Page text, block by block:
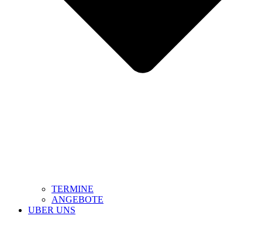
TERMINE
ANGEBOTE
UBER UNS